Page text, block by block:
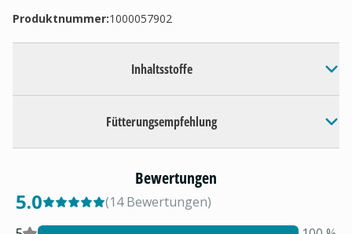
Produktnummer:1000057902
Inhaltsstoffe
Fütterungsempfehlung
Bewertungen
5.0 (14 Bewertungen)